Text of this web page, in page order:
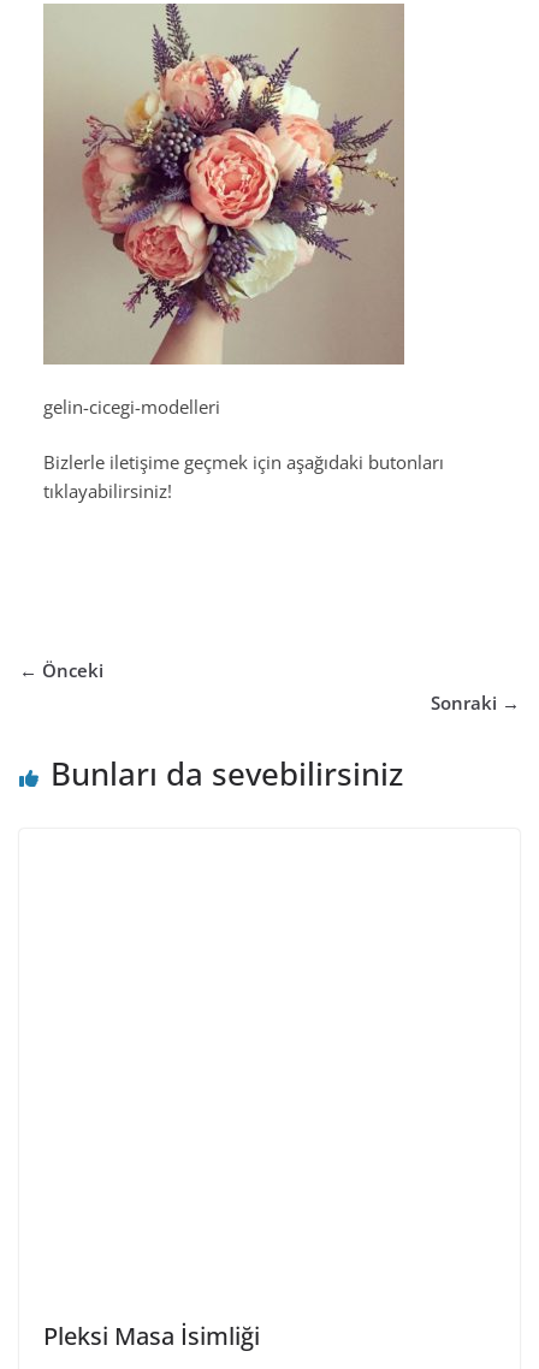
gelin-cicegi-modelleri
Bizlerle iletişime geçmek için aşağıdaki butonları
tıklayabilirsiniz!
← Önceki
Sonraki →
Bunları da sevebilirsiniz
Pleksi Masa İsimliği